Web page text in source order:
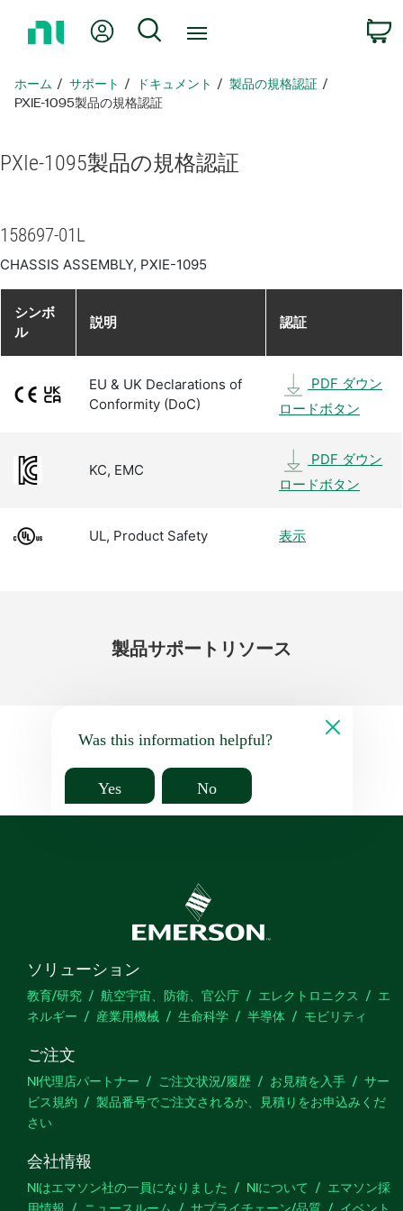
ペ
ー
戻
Myアカウント
検索
ホーム サポート ドキュメント
製品​の​規格​認証
PXIE-1095製品​の​規格​認証
PXIe-1095製品​の​規格​認証
158697-01L
CHASSIS ASSEMBLY, PXIE-1095
シンボ
ル
説明 認証
EU & UK Declarations of
Conformity (DoC)
PDF ダウン
ロードボタン
KC, EMC
PDF ダウン
ロードボタン
UL, Product Safety 表示
製品サポート リソース
Was this information helpful?
Yes No
ソリューション
教育/研究 航空宇宙、防衛、官公庁 エレクトロニクス
エ
ネルギー
産業用機械 生命科学 半導体 モビリティ
ご注文
NI代理店パートナー ご注文状況/履歴 お見積を入手
サー
ビス規約
製品番号でご注文されるか、見積りをお申込みくだ
さい
会社情報
NIはエマソン社の一員になりました NIについて
エマソン採
用情報
ニュースルーム サプライチェーン/品質 イベント